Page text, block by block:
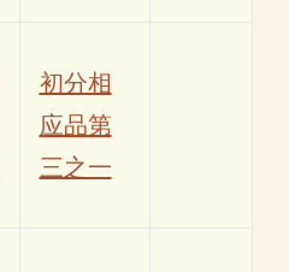
初分相
应品第
三之一